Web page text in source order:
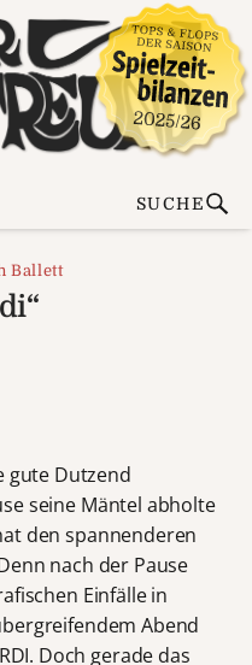
SUCHE
Ballett
gute Dutzend
seine Mäntel abholte
den spannenderen
nach der Pause
Einfälle in
Abend
Doch gerade das